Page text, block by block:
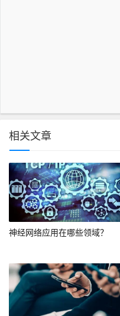
相关文章
神经网络应用在哪些领域？